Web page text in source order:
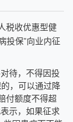
税收优惠型健
投保”向业内征
待，不得因投
，可以通过降
付额度不得超
示，如果征求